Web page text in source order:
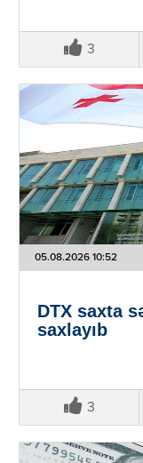
3
05.08.2026 10:52
DTX saxta
saxlayıb
3